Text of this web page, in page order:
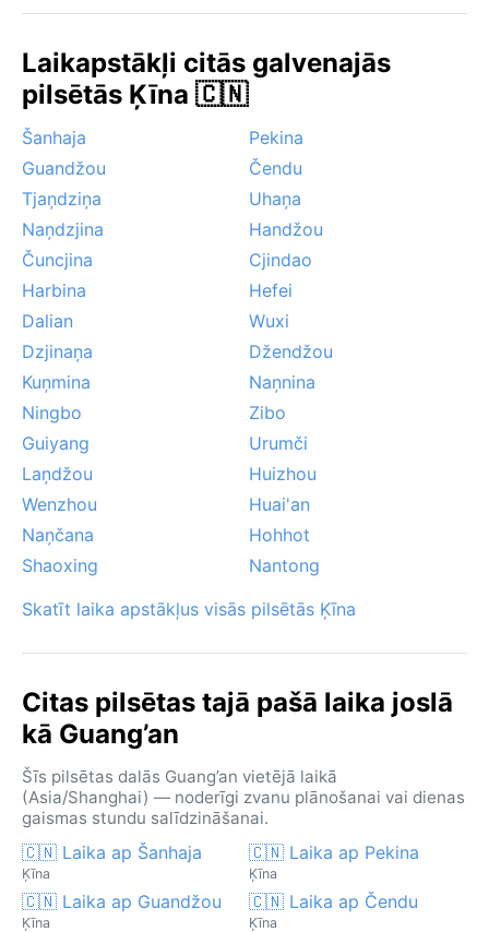
Laikapstākļi citās galvenajās
pilsētās Ķīna 🇨🇳
Šanhaja
Pekina
Guandžou
Čendu
Tjaņdziņa
Uhaņa
Naņdzjina
Handžou
Čuncjina
Cjindao
Harbina
Hefei
Dalian
Wuxi
Dzjinaņa
Džendžou
Kuņmina
Naņnina
Ningbo
Zibo
Guiyang
Urumči
Laņdžou
Huizhou
Wenzhou
Huai'an
Naņčana
Hohhot
Shaoxing
Nantong
Skatīt laika apstākļus visās pilsētās Ķīna
Citas pilsētas tajā pašā laika joslā
kā Guang’an
Šīs pilsētas dalās Guang’an vietējā laikā
(Asia/Shanghai) — noderīgi zvanu plānošanai vai dienas
gaismas stundu salīdzināšanai.
🇨🇳 Laika ap Šanhaja
Ķīna
🇨🇳 Laika ap Pekina
Ķīna
🇨🇳 Laika ap Guandžou
Ķīna
🇨🇳 Laika ap Čendu
Ķīna